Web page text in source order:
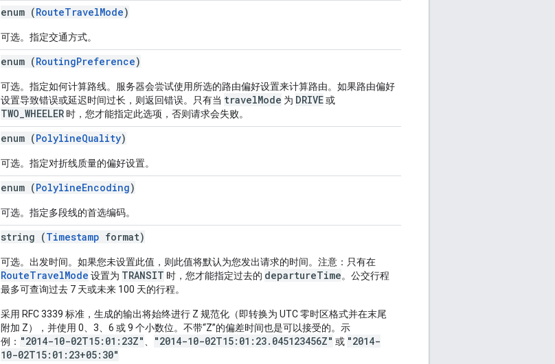
enum (RouteTravelMode)
可选。指定交通方式。
enum (RoutingPreference)
可选。指定如何计算路线。服务器会尝试使用所选的路由偏好设置来计算路由。如果路由偏好
设置导致错误或延迟时间过长，则返回错误。只有当 travelMode 为 DRIVE或
TWO_WHEELER 时，您才能指定此选项，否则请求会失败。
enum (PolylineQuality)
可选。指定对折线质量的偏好设置。
enum (PolylineEncoding)
可选。指定多段线的首选编码。
string (Timestamp format)
可选。出发时间。如果您未设置此值，则此值将默认为您发出请求的时间。注意：只有在
RouteTravelMode 设置为 TRANSIT 时，您才能指定过去的 departureTime。公交行程
最多可查询过去 7 天或未来 100 天的行程。
采用 RFC 3339 标准，生成的输出将始终进行 Z 规范化（即转换为 UTC 零时区格式并在末尾
附加 Z），并使用 0、3、6 或 9 个小数位。不带“Z”的偏差时间也是可以接受的。示
例： "2014-10-02T15:01:23Z" "2014-10-02T15:01:23.045123456Z" 或 "2014-
10-02T15:01:23+05:30"